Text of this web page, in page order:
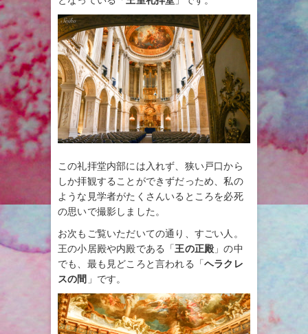
この礼拝堂内部には入れず、狭い戸口から
しか拝観することができずだっため、私の
ような見学者がたくさんいるところを必死
の思いで撮影しました。
お次もご覧いただいての通り、すごい人。
王の小居殿や内殿である「王の正殿 」の中
でも、最も見どころと言われる「ヘラクレ
スの間 」です。